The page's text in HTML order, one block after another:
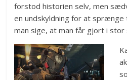
forstod historien selv, men
en undskyldning for at sprænge
man sige, at man får gjort i stor